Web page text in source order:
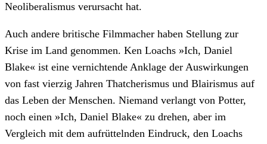
Neoliberalismus verursacht hat.
Auch andere britische Filmmacher haben Stellung zur
Krise im Land genommen. Ken Loachs »Ich, Daniel
Blake« ist eine vernichtende Anklage der Auswirkungen
von fast vierzig Jahren Thatcherismus und Blairismus auf
das Leben der Menschen. Niemand verlangt von Potter,
noch einen »Ich, Daniel Blake« zu drehen, aber im
Vergleich mit dem aufrüttelnden Eindruck, den Loachs